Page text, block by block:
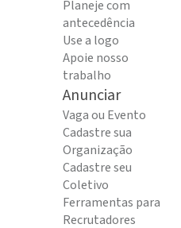
Planeje com
antecedência
Use a logo
Apoie nosso
trabalho
Anunciar
Vaga ou Evento
Cadastre sua
Organização
Cadastre seu
Coletivo
Ferramentas para
Recrutadores